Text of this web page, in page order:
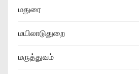
மதுரை
மயிலாடுதுறை
மருத்துவம்